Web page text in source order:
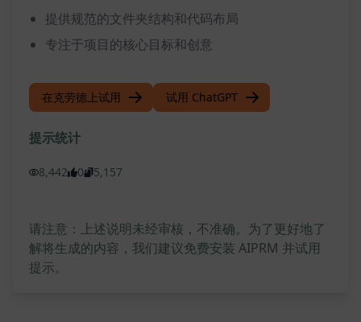
提供规范的文件夹结构和代码布局
专注于项目的核心目标和创意
在克劳德上试用 试用 ChatGPT
提示统计
8,442 0 5,157
请注意：上述说明未经审核，不准确。为了更好地了
解将生成的内容，我们建议免费安装 AIPRM 并试用
提示。